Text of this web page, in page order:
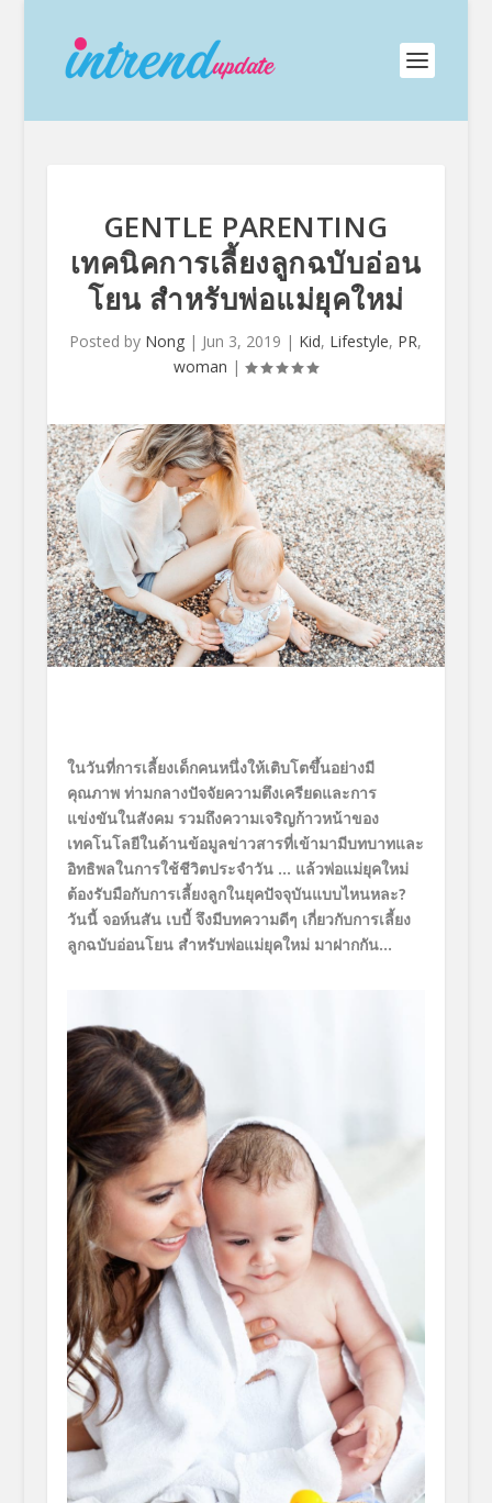
GENTLE PARENTING
เทคนิคการเลี้ยงลูกฉบับอ่อน
โยน สำหรับพ่อแม่ยุคใหม่
Posted by Nong | Jun 3, 2019 | Kid, Lifestyle, PR,
woman |
ในวันที่การเลี้ยงเด็กคนหนึ่งให้เติบโตขึ้นอย่างมี
คุณภาพ ท่ามกลางปัจจัยความตึงเครียดและการ
แข่งขันในสังคม รวมถึงความเจริญก้าวหน้าของ
เทคโนโลยีในด้านข้อมูลข่าวสารที่เข้ามามีบทบาทและ
อิทธิพลในการใช้ชีวิตประจำวัน … แล้วพ่อแม่ยุคใหม่
ต้องรับมือกับการเลี้ยงลูกในยุคปัจจุบันแบบไหนหละ?
วันนี้ จอห์นสัน เบบี้ จึงมีบทความดีๆ เกี่ยวกับการเลี้ยง
ลูกฉบับอ่อนโยน สำหรับพ่อแม่ยุคใหม่ มาฝากกัน…